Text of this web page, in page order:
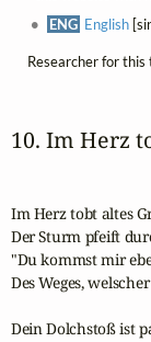
ENG English
Researcher for
10. Im Herz
Im Herz tobt altes
Der Sturm pfeift
"Du kommst mir
Des Weges,
Dein Dolchstoß ist